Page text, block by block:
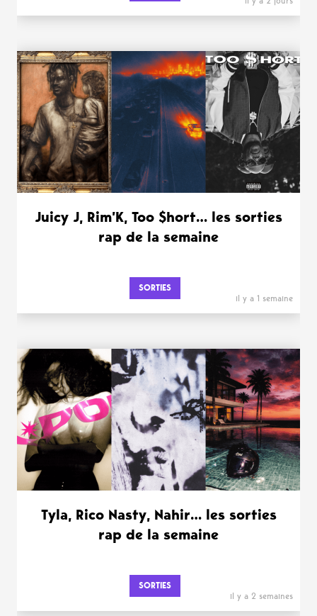
Juicy J, Rim’K, Too $hort… les sorties
rap de la semaine
SORTIES
il y a 1 semaine
Tyla, Rico Nasty, Nahir… les sorties
rap de la semaine
SORTIES
il y a 2 semaines